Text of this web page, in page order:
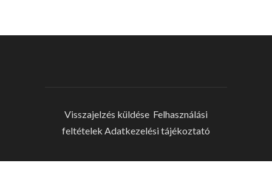
Visszajelzés küldése Felhasználási
feltételek Adatkezelési tájékoztató